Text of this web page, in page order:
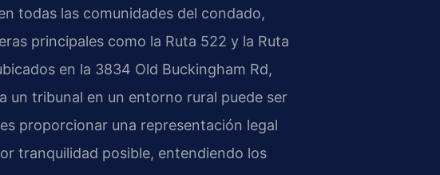
todas las comunidades del condado,
principales como la Ruta 522 y la Ruta
en la 3834 Old Buckingham Rd,
un tribunal en un entorno rural puede ser
proporcionar una representación legal
tranquilidad posible, entendiendo los